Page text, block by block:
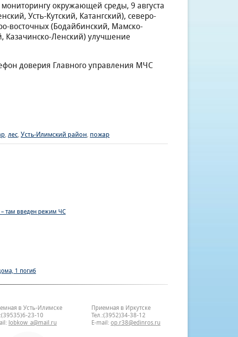
окружающей среды, 9 августа
Усть-Кутский, Катангский), северо-
восточных (Бодайбинский, Мамско-
Казачинско-Ленский) улучшение
доверия Главного управления МЧС
,лес,Усть-Илимский район, пожар
там введен режим ЧС
1 погиб
в Усть-Илимске
23-10
lobkow_a@mail.ru
Приемная в Иркутске
Тел.:(3952)34-38-12
E-mail: op.r38@edinros.ru